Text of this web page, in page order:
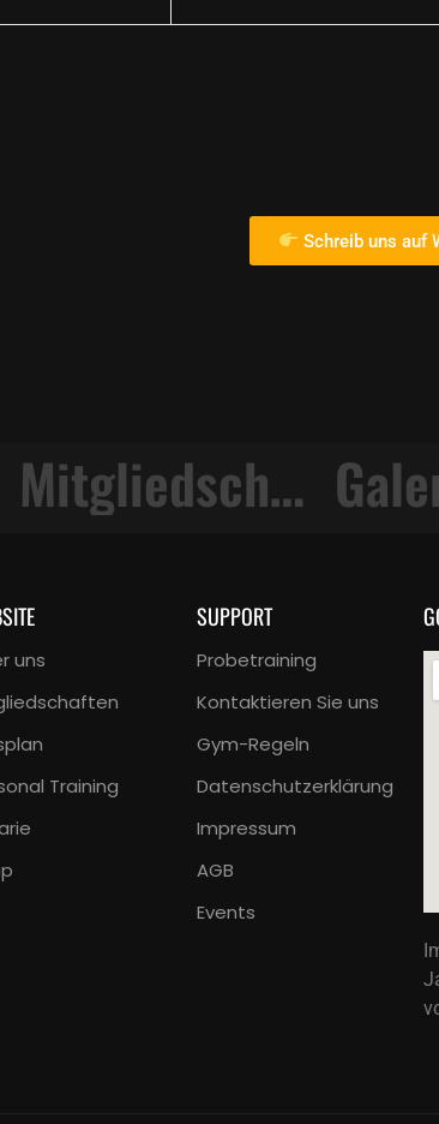
Schreib uns auf
Mitgliedschaften
uns
Training
SUPPORT
Probetraining
Kontaktieren Sie uns
Gym-Regeln
Datenschutzerklärung
Impressum
AGB
Events